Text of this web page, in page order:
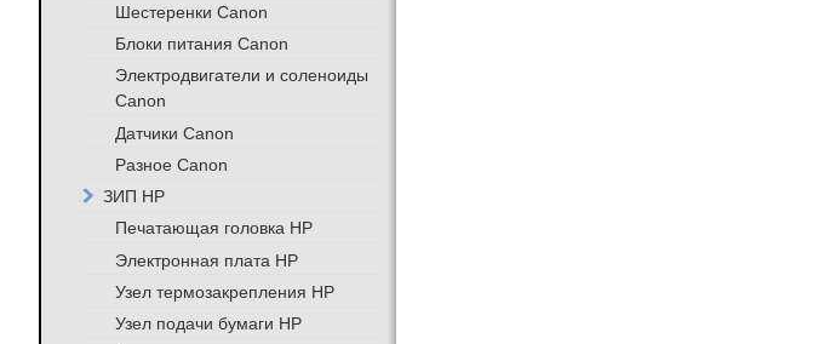
Шестеренки Canon
Блоки питания Canon
Электродвигатели и соленоиды
Canon
Датчики Canon
Разное Canon
ЗИП HP
Печатающая головка HP
Электронная плата HP
Узел термозакрепления HP
Узел подачи бумаги HP